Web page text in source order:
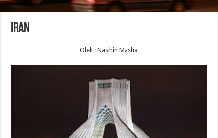
Iran
Oleh : Nasihin Masha